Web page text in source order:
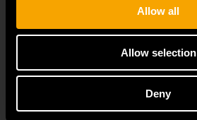
Allow all
Allow selection
Deny
Stavebniny DEK a.s.
108 00 Praha 10 – Malešice
T + 510 000 100
stavebniny@dek.cz